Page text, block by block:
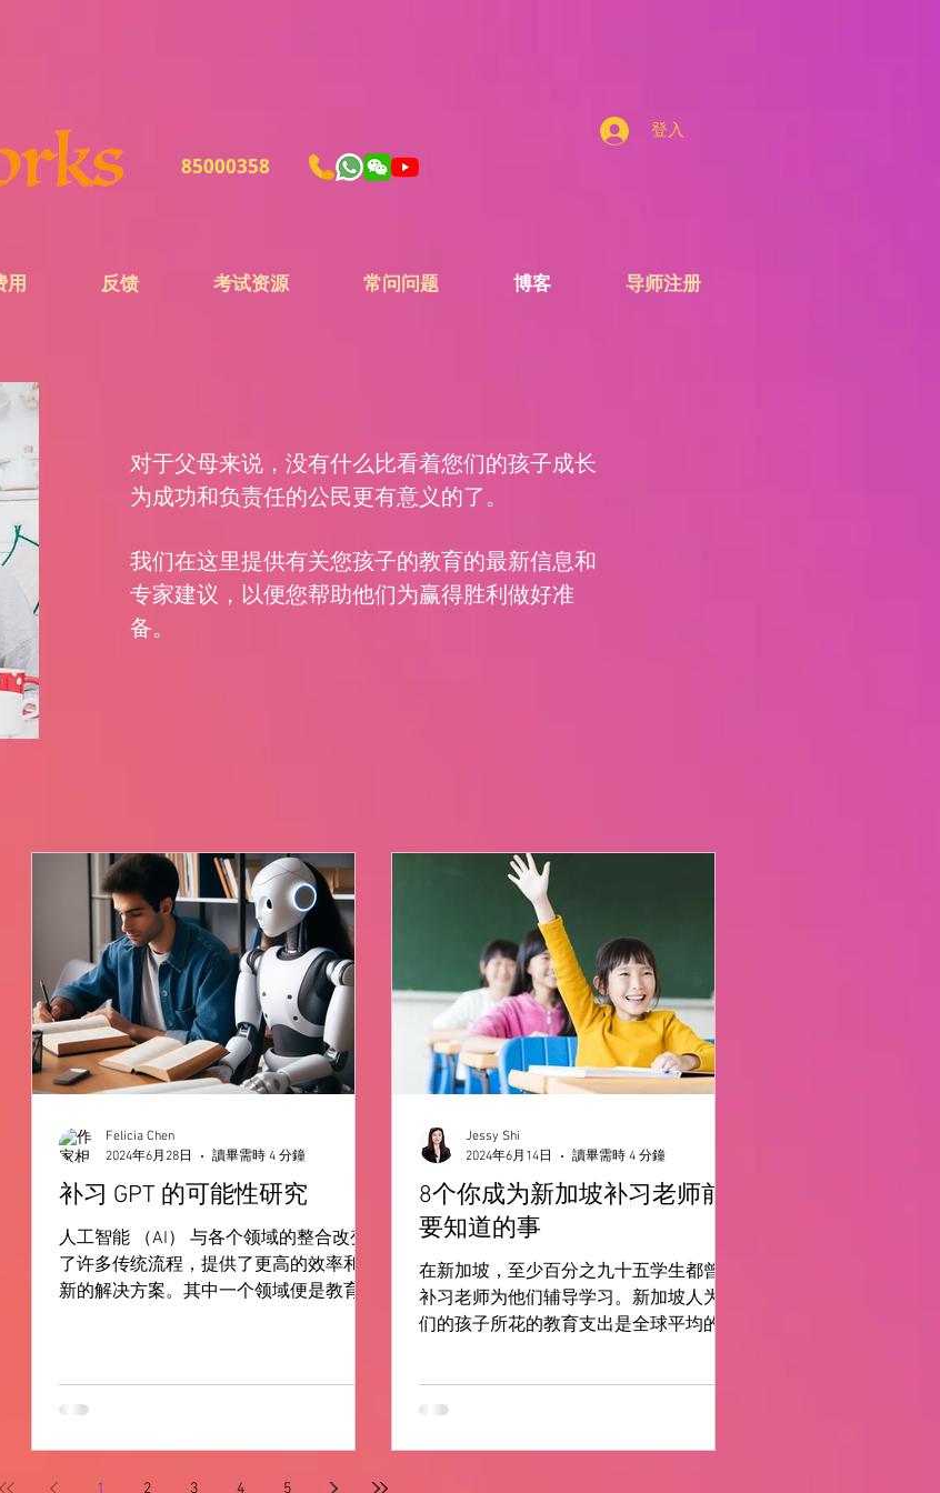
登入
85000358
用 反馈 考试资源 常问问题 博客 导师注册
对于父母来说，没有什么比看着您们的孩子成长
为成功和负责任的公民更有意义的了。
我们在这里提供有关您孩子的教育的最新信息和
专家建议，以便您帮助他们为赢得胜利做好准
备。
补习 GPT 的可能性研究
人工智能 （AI） 与各个领域的整合改变
了许多传统流程，提供了更高的效率和创
新的解决方案。其中一个领域便是教育，
略。 GPT-4 于教育领域的特质...
Felicia Chen
2024年6月28日
讀畢需時 4 分鐘
8个你成为新加坡补习老师前
要知道的事
在新加坡，至少百分之九十五学生都曾有
补习老师为他们辅导学习。新加坡人为他
们的孩子所花的教育支出是全球平均的两
亿！（“Household Expenditure Survey
2023/24“）...
Jessy Shi
2024年6月14日
讀畢需時 4 分鐘
1 2 3 4 5